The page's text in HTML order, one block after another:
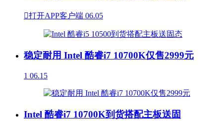
打开APP客户端 06.05
稳定耐用 Intel 酷睿i7 10700K仅售2999元
1 06.15
Intel 酷睿i7 10700K到货搭配主板送固